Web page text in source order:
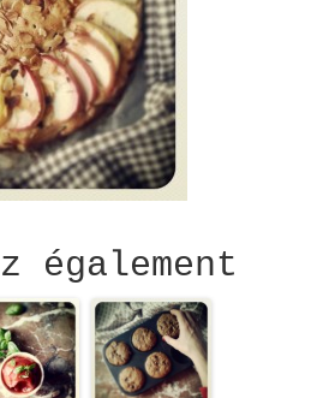
également